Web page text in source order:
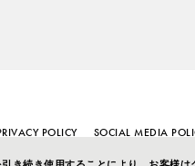
POLICY SOCIAL MEDIA